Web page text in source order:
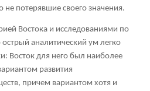
не потерявшие своего значения.
Востока и исследованиями по
острый аналитический ум легко
Восток для него был наиболее
развития
причем вариантом хотя и